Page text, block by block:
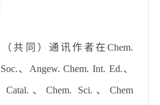
共同）通讯作者在Chem.
、 Angew. Chem. Int. Ed.、
Catal. 、Chem. Sci. 、Chem